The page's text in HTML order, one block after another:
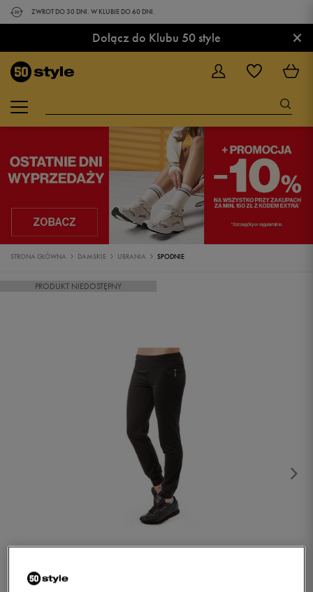
ZWROT DO 30 DNI. W KLUBIE DO 60 DNI.
Dołącz do Klubu 50 style ×
STRONA GŁÓWNA DAMSKIE UBRANIA SPODNIE
PRODUKT NIEDOSTĘPNY